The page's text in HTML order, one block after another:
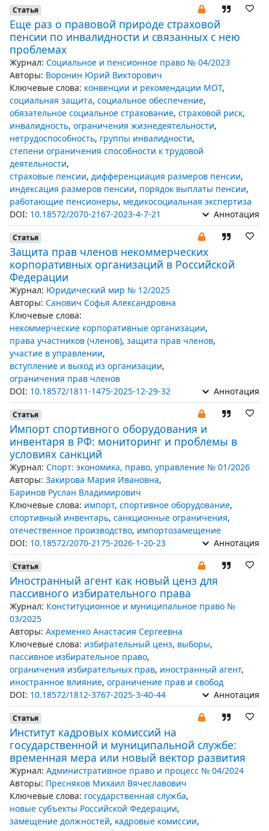
Статья
Еще раз о правовой природе страховой
пенсии по инвалидности и связанных с нею
проблемах
Журнал: Социальное и пенсионное право № 04/2023
Авторы: Воронин Юрий Викторович
Ключевые слова: конвенции и рекомендации МОТ,
социальная защита, социальное обеспечение,
обязательное социальное страхование, страховой риск,
инвалидность, ограничения жизнедеятельности,
нетрудоспособность, группы инвалидности,
степени ограничения способности к трудовой
деятельности,
страховые пенсии, дифференциация размеров пенсии,
индексация размеров пенсии, порядок выплаты пенсии,
работающие пенсионеры, медикосоциальная экспертиза
DOI: 10.18572/2070-2167-2023-4-7-21 Аннотация
Статья
Защита прав членов некоммерческих
корпоративных организаций в Российской
Федерации
Журнал: Юридический мир № 12/2025
Авторы: Санович Софья Александровна
Ключевые слова:
некоммерческие корпоративные организации,
права участников (членов), защита прав членов,
участие в управлении,
вступление и выход из организации,
ограничения прав членов
DOI: 10.18572/1811-1475-2025-12-29-32 Аннотация
Статья
Импорт спортивного оборудования и
инвентаря в РФ: мониторинг и проблемы в
условиях санкций
Журнал: Спорт: экономика, право, управление № 01/2026
Авторы: Закирова Мария Ивановна,
Баринов Руслан Владимирович
Ключевые слова: импорт, спортивное оборудование,
спортивный инвентарь, санкционные ограничения,
отечественное производство, импортозамещение
DOI: 10.18572/2070-2175-2026-1-20-23 Аннотация
Статья
Иностранный агент как новый ценз для
пассивного избирательного права
Журнал: Конституционное и муниципальное право №
03/2025
Авторы: Ахременко Анастасия Сергеевна
Ключевые слова: избирательный ценз, выборы,
пассивное избирательное право,
ограничения избирательных прав, иностранный агент,
иностранное влияние, ограничение прав и свобод
DOI: 10.18572/1812-3767-2025-3-40-44 Аннотация
Статья
Институт кадровых комиссий на
государственной и муниципальной службе:
временная мера или новый вектор развития
Журнал: Административное право и процесс № 04/2024
Авторы: Пресняков Михаил Вячеславович
Ключевые слова: государственная служба,
новые субъекты Российской Федерации,
замещение должностей, кадровые комиссии,